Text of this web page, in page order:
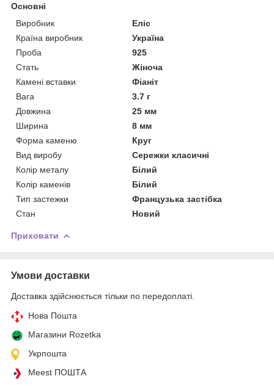
Основні
Виробник
Еліс
Країна виробник
Україна
Проба
925
Стать
Жіноча
Камені вставки
Фіаніт
Вага
3.7 г
Довжина
25 мм
Ширина
8 мм
Форма каменю
Круг
Вид виробу
Сережки класичні
Колір металу
Білий
Колір каменів
Білий
Тип застежки
Французька застібка
Стан
Новий
Приховати
Умови доставки
Доставка здійснюється тільки по передоплаті.
Нова Пошта
Магазини Rozetka
Укрпошта
Meest ПОШТА